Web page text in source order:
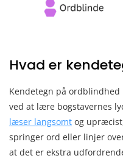
Hvad er
Kendetegn på
ved at lære bogstavernes
læser langsomt og
springer ord eller linjer
at det er ekstra